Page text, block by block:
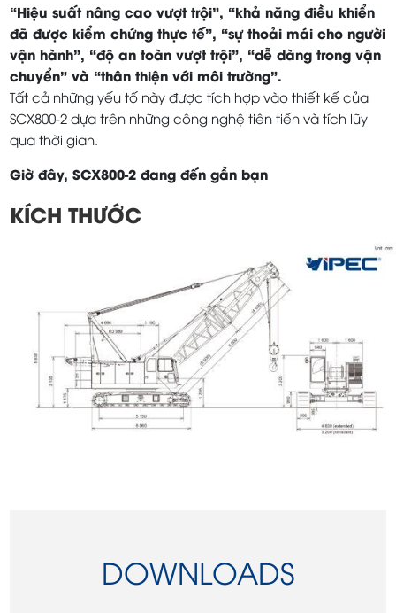
“Hiệu suất nâng cao vượt trội”, “khả năng điều khiển
đã được kiểm chứng thực tế”, “sự thoải mái cho người
vận hành”, “độ an toàn vượt trội”, “dễ dàng trong vận
chuyển” và “thân thiện với môi trường”.
Tất cả những yếu tố này được tích hợp vào thiết kế của
SCX800-2 dựa trên những công nghệ tiên tiến và tích lũy
qua thời gian.
Giờ đây, SCX800-2 đang đến gần bạn
KÍCH THƯỚC
DOWNLOADS